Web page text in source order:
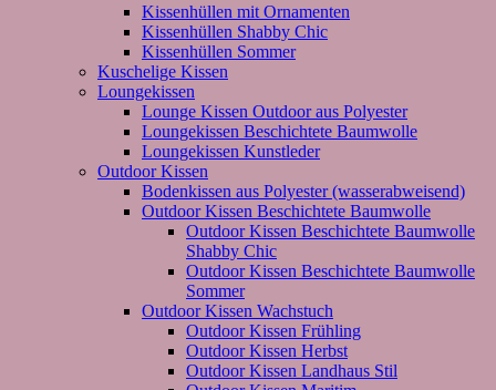
Kissenhüllen mit Ornamenten
Kissenhüllen Shabby Chic
Kissenhüllen Sommer
Kuschelige Kissen
Loungekissen
Lounge Kissen Outdoor aus Polyester
Loungekissen Beschichtete Baumwolle
Loungekissen Kunstleder
Outdoor Kissen
Bodenkissen aus Polyester (wasserabweisend)
Outdoor Kissen Beschichtete Baumwolle
Outdoor Kissen Beschichtete Baumwolle
Shabby Chic
Outdoor Kissen Beschichtete Baumwolle
Sommer
Outdoor Kissen Wachstuch
Outdoor Kissen Frühling
Outdoor Kissen Herbst
Outdoor Kissen Landhaus Stil